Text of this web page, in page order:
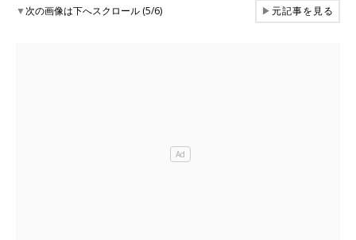
▼次の画像は下へスクロール (5/6) ▶元記事を見る